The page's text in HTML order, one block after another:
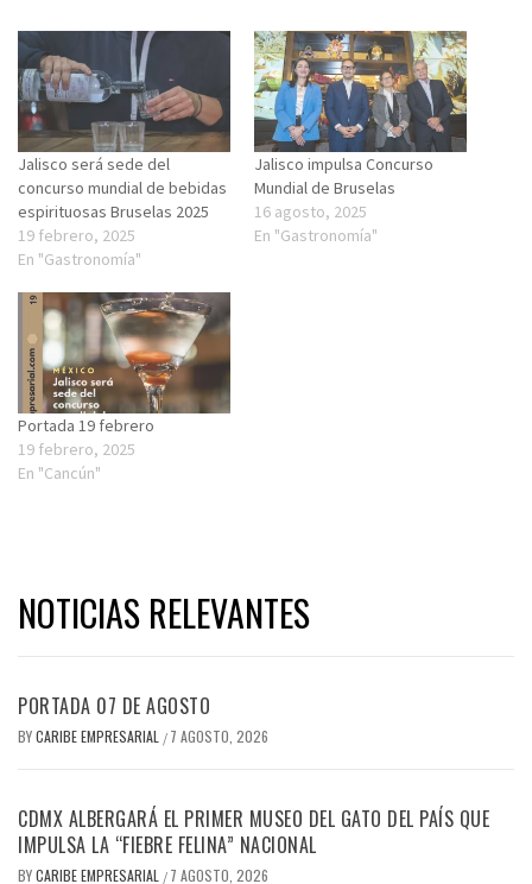
Jalisco será sede del
concurso mundial de bebidas
espirituosas Bruselas 2025
19 febrero, 2025
En "Gastronomía"
Jalisco impulsa Concurso
Mundial de Bruselas
16 agosto, 2025
En "Gastronomía"
Portada 19 febrero
19 febrero, 2025
En "Cancún"
NOTICIAS RELEVANTES
PORTADA 07 DE AGOSTO
BYCARIBE EMPRESARIAL / 7 AGOSTO, 2026
CDMX ALBERGARÁ EL PRIMER MUSEO DEL GATO DEL PAÍS QUE
IMPULSA LA “FIEBRE FELINA” NACIONAL
BYCARIBE EMPRESARIAL / 7 AGOSTO, 2026